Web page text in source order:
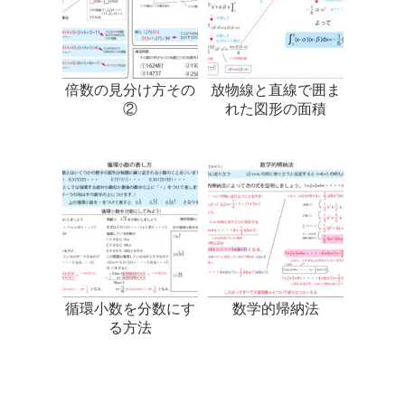
倍数の見分け方その
②
放物線と直線で囲ま
れた図形の面積
循環小数を分数にす
る方法
数学的帰納法